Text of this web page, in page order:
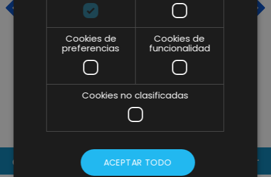
VISUAL MERCHANDISING:
CÓMO ATRAER NUEVOS
CLIENTES Y AUMENTAR LAS
VENTAS EN EL RETAIL FÍSICO
CONTACT US
Cookies de
preferencias
Cookies de
funcionalidad
Cookies no clasificadas
ACEPTAR TODO